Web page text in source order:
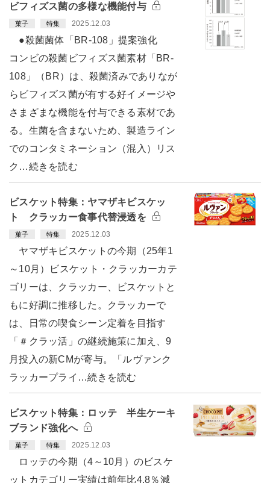
ビフィズス菌の多様な機能付与
菓子 特集 2025.12.03
●殺菌菌体「BR-108」提案強化
コンビの殺菌ビフィズス菌素材「BR-
108」（BR）は、殺菌済みでありなが
らビフィズス菌が有する好イメージや
さまざまな機能を付与できる素材であ
る。生菌を含まないため、製造ライン
でのコンタミネーション（混入）リス
ク…続きを読む
ビスケット特集：ヤマザキビスケッ
ト クラッカー食事代替浸透を
菓子 特集 2025.12.03
ヤマザキビスケットの今期（25年1
～10月）ビスケット・クラッカーカテ
ゴリーは、クラッカー、ビスケットと
もに好調に推移した。クラッカーで
は、日常の喫食シーン定着を目指す
「＃クラッ活」の継続施策に加え、9
月投入の新CMが寄与。「ルヴァンク
ラッカープライ…続きを読む
ビスケット特集：ロッテ 半生ケーキ
ブランド強化へ
菓子 特集 2025.12.03
ロッテの今期（4～10月）のビスケ
ットカテゴリー実績は前年比4.8％減